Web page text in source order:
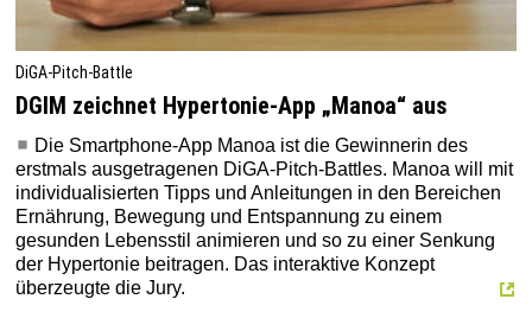
DiGA-Pitch-Battle
DGIM zeichnet Hypertonie-App „Manoa“ aus
Die Smartphone-App Manoa ist die Gewinnerin des
erstmals ausgetragenen DiGA-Pitch-Battles. Manoa will mit
individualisierten Tipps und Anleitungen in den Bereichen
Ernährung, Bewegung und Entspannung zu einem
gesunden Lebensstil animieren und so zu einer Senkung
der Hypertonie beitragen. Das interaktive Konzept
überzeugte die Jury.